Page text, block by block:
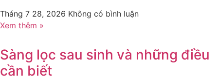
Tháng 7 28, 2026 Không có bình luận
Xem thêm »
Sàng lọc sau sinh và những điều
cần biết